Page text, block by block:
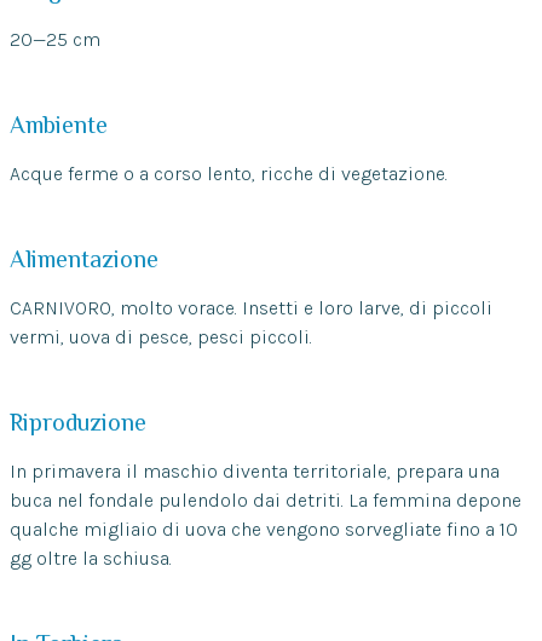
20—25 cm
Ambiente
Acque ferme o a corso lento, ricche di vegetazione.
Alimentazione
CARNIVORO, molto vorace. Insetti e loro larve, di piccoli
vermi, uova di pesce, pesci piccoli.
Riproduzione
In primavera il maschio diventa territoriale, prepara una
buca nel fondale pulendolo dai detriti. La femmina depone
qualche migliaio di uova che vengono sorvegliate fino a 10
gg oltre la schiusa.